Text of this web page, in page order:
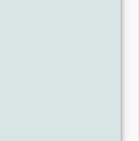
令和3年3月31日)
10月1日-令和2年12
7月1日-令和2年9月
4月1日-令和2年6月
-令和2年3月31日)
10月1日-令和1年12